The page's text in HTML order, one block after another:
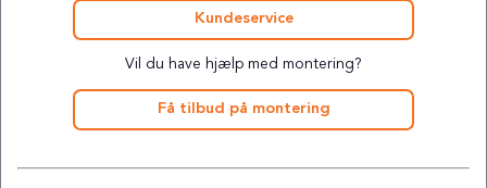
Kundeservice
Vil du have hjælp med montering?
Få tilbud på montering